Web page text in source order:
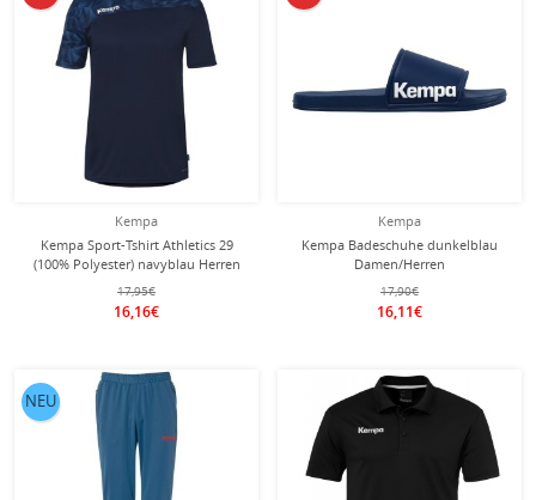
Kempa
Kempa Sport-Tshirt Athletics 29
(100% Polyester) navyblau Herren
17,95€
16,16€
Kempa
Kempa Badeschuhe dunkelblau
Damen/Herren
17,90€
16,11€
NEU